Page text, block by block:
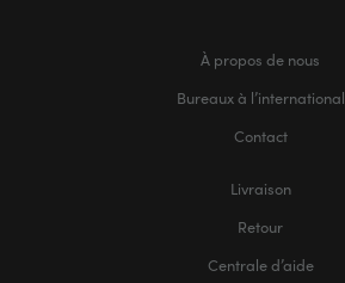
À propos de nous
Bureaux à l’international
Contact
Livraison
Retour
Centrale d’aide